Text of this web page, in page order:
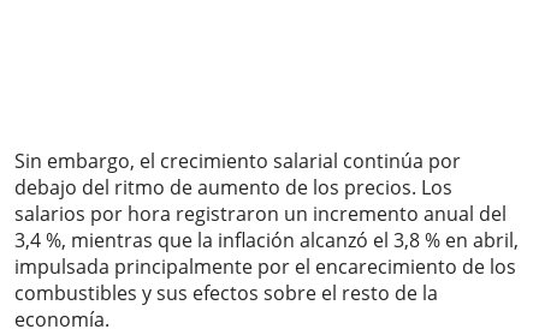
Sin embargo, el crecimiento salarial continúa por
debajo del ritmo de aumento de los precios. Los
salarios por hora registraron un incremento anual del
3,4 %, mientras que la inflación alcanzó el 3,8 % en abril,
impulsada principalmente por el encarecimiento de los
combustibles y sus efectos sobre el resto de la
economía.